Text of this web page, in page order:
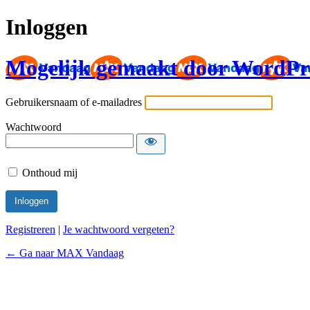
Inloggen
Mogelijk gemaakt door
Gebruikersnaam of e-mailadres
Wachtwoord
Onthoud mij
Registreren | Je wachtwoord vergeten?
← Ga naar MAX Vandaag